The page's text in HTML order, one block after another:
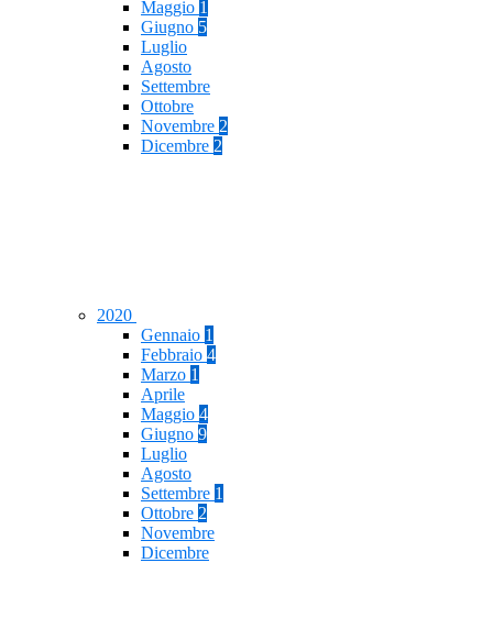
Maggio 1
Giugno 5
Luglio
Agosto
Settembre
Ottobre
Novembre 2
Dicembre 2
2020
Gennaio 1
Febbraio 4
Marzo 1
Aprile
Maggio 4
Giugno 9
Luglio
Agosto
Settembre 1
Ottobre 2
Novembre
Dicembre